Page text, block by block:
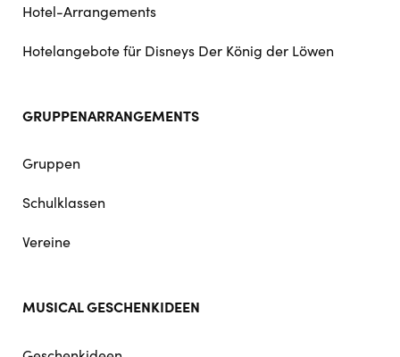
Hotel-Arrangements
Hotelangebote für Disneys Der König der Löwen
GRUPPENARRANGEMENTS
Gruppen
Schulklassen
Vereine
MUSICAL GESCHENKIDEEN